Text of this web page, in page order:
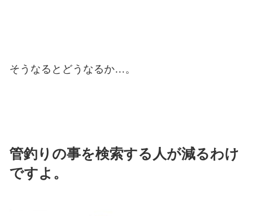
そうなるとどうなるか…。
管釣りの事を検索する人が減るわけ
ですよ。